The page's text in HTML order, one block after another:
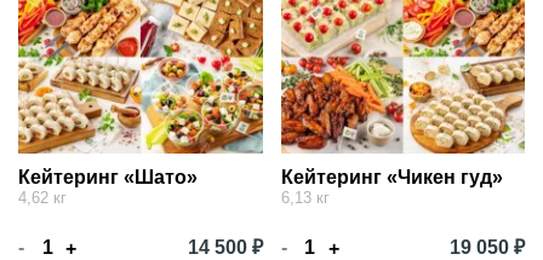
Кейтеринг «Шато»
4,62 кг
- + 14 500 ₽
Кейтеринг «Чикен гуд»
6,13 кг
- + 19 050 ₽